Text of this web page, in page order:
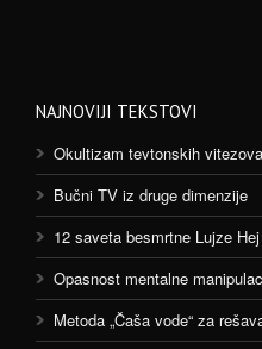
NAJNOVIJI TEKSTOVI
Okultizam tevtonskih
Bučni TV iz druge dimenzije
12 saveta besmrtne Lujze Hej
Opasnost mentalne
Metoda „Čaša vode“ za